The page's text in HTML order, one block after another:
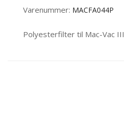
Varenummer: MACFA044P
Polyesterfilter til Mac-Vac III